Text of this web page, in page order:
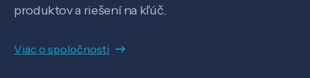
produktov a riešení na kľúč.
Viac o spoločnosti